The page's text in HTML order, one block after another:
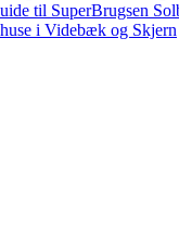
til SuperBrugsen
i Videbæk og Skjern